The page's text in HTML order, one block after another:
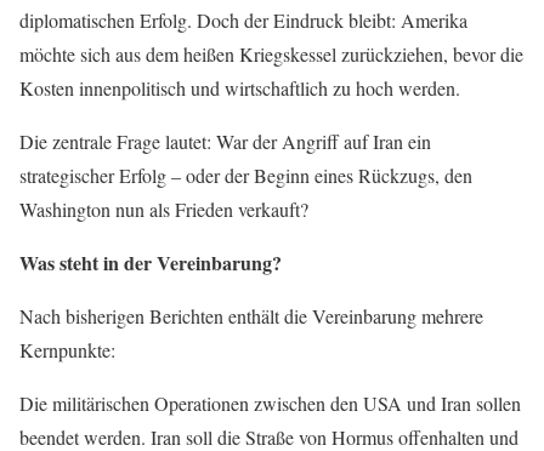
diplomatischen Erfolg. Doch der Eindruck bleibt: Amerika
möchte sich aus dem heißen Kriegskessel zurückziehen, bevor die
Kosten innenpolitisch und wirtschaftlich zu hoch werden.
Die zentrale Frage lautet: War der Angriff auf Iran ein
strategischer Erfolg – oder der Beginn eines Rückzugs, den
Washington nun als Frieden verkauft?
Was steht in der Vereinbarung?
Nach bisherigen Berichten enthält die Vereinbarung mehrere
Kernpunkte:
Die militärischen Operationen zwischen den USA und Iran sollen
beendet werden. Iran soll die Straße von Hormus offenhalten und